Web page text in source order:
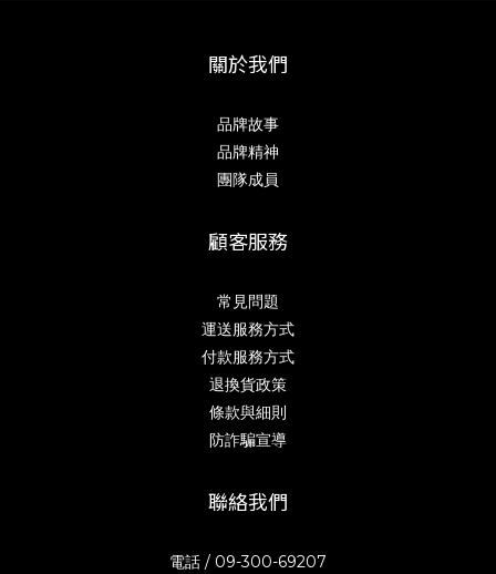
關於我們
品牌故事
品牌精神
團隊成員
顧客服務
常見問題
運送服務方式
付款服務方式
退換貨政策
條款與細則
防詐騙宣導
聯絡我們
電話 / 09-300-69207